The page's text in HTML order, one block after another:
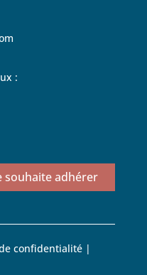
:
souhaite adhérer
confidentialité |